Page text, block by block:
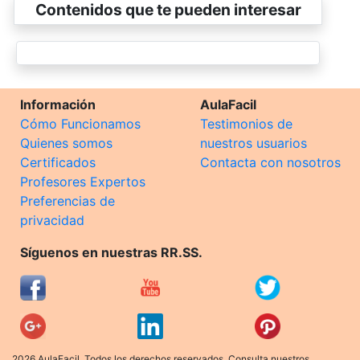
Contenidos que te pueden interesar
Información
Cómo Funcionamos
Quienes somos
Certificados
Profesores Expertos
Preferencias de
privacidad
AulaFacil
Testimonios de
nuestros usuarios
Contacta con nosotros
Síguenos en nuestras RR.SS.